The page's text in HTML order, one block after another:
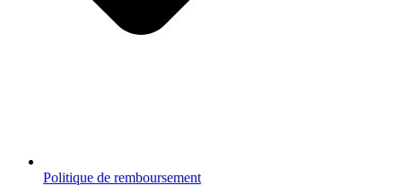
Politique de remboursement